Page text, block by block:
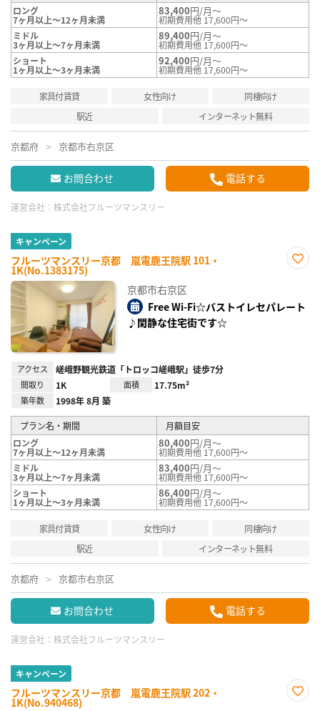
ロング
7ヶ月以上～12ヶ月未満
83,400円/月～
初期費用他 17,600円～
ミドル
3ヶ月以上～7ヶ月未満
89,400円/月～
初期費用他 17,600円～
ショート
1ヶ月以上～3ヶ月未満
92,400円/月～
初期費用他 17,600円～
家具付賃貸 女性向け
同棲向け
駅近
インターネット無料
京都府 京都市右京区
お問合わせ 電話する
運営会社： 株式会社フルーツマンスリー
キャンペーン
フルーツマンスリー京都 嵐電鹿王院駅 101・
1K(No.1383175)
録
京都市右京区
Free Wi-Fi☆バストイレセパレート
♪閑静な住宅街です☆
アクセス 嵯峨野観光鉄道「トロッコ嵯峨駅」徒歩7分
間取り 1K 面積 17.75m²
築年数 1998年 8月 築
プラン名・期間
月額目安
ロング
7ヶ月以上～12ヶ月未満
80,400円/月～
初期費用他 17,600円～
ミドル
3ヶ月以上～7ヶ月未満
83,400円/月～
初期費用他 17,600円～
ショート
1ヶ月以上～3ヶ月未満
86,400円/月～
初期費用他 17,600円～
家具付賃貸 女性向け
同棲向け
駅近
インターネット無料
京都府 京都市右京区
お問合わせ 電話する
運営会社： 株式会社フルーツマンスリー
キャンペーン
フルーツマンスリー京都 嵐電鹿王院駅 202・
1K(No.940468)